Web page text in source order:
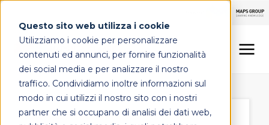
Questo sito web utilizza i cookie
Utilizziamo i cookie per personalizzare
contenuti ed annunci, per fornire funzionalità
dei social media e per analizzare il nostro
traffico. Condividiamo inoltre informazioni sul
modo in cui utilizzi il nostro sito con i nostri
partner che si occupano di analisi dei dati web,
LINEE DI OFFERTA
MAPS HEALTHCARE